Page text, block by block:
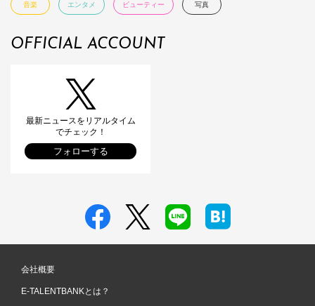
音楽 エンタメ ビューティー 写真
OFFICIAL ACCOUNT
最新ニュースをリアルタイム
でチェック！
フォローする
会社概要
E-TALENTBANKとは？